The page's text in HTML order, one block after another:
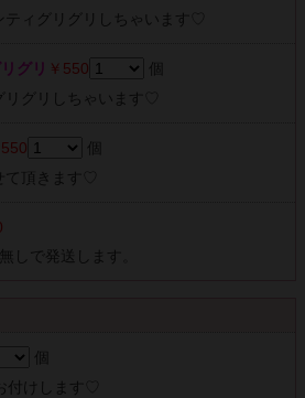
ティグリグリしちゃいます♡
グリ ￥550
個
リグリしちゃいます♡
550
個
て頂きます♡
しで発送します。
個
付けします♡